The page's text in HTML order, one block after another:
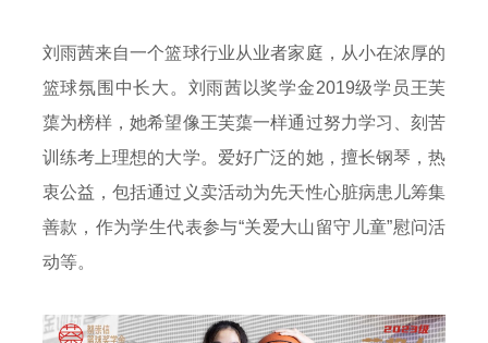
刘雨茜来自一个篮球行业从业者家庭，从小在浓厚的
篮球氛围中长大。刘雨茜以奖学金2019级学员王芙
蕖为榜样，她希望像王芙蕖一样通过努力学习、刻苦
训练考上理想的大学。爱好广泛的她，擅长钢琴，热
衷公益，包括通过义卖活动为先天性心脏病患儿筹集
善款，作为学生代表参与“关爱大山留守儿童”慰问活
动等。